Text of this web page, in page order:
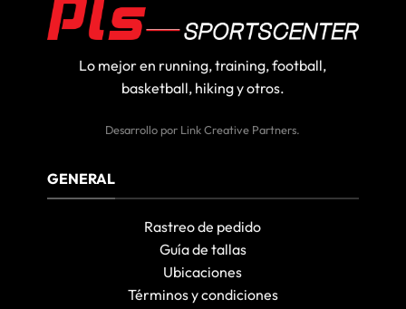
Lo mejor en running, training, football,
basketball, hiking y otros.
Desarrollo por Link Creative Partners.
GENERAL
Rastreo de pedido
Guía de tallas
Ubicaciones
Términos y condiciones